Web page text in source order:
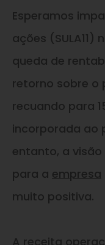
Esperamos
ações
queda de
retorno sobre o
recuando para
incorporada ao
entanto, a
para a empresa
muito positiva.
A receita